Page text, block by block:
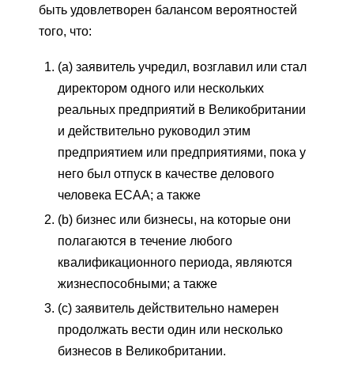
быть удовлетворен балансом вероятностей
того, что:
(a) заявитель учредил, возглавил или стал
директором одного или нескольких
реальных предприятий в Великобритании
и действительно руководил этим
предприятием или предприятиями, пока у
него был отпуск в качестве делового
человека ECAA; а также
(b) бизнес или бизнесы, на которые они
полагаются в течение любого
квалификационного периода, являются
жизнеспособными; а также
(c) заявитель действительно намерен
продолжать вести один или несколько
бизнесов в Великобритании.